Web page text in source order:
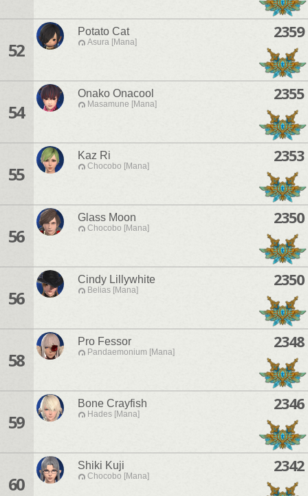
52
Potato Cat
Asura [Mana]
2359
54
Onako Onacool
Masamune [Mana]
2355
55
Kaz Ri
Chocobo [Mana]
2353
56
Glass Moon
Chocobo [Mana]
2350
56
Cindy Lillywhite
Belias [Mana]
2350
58
Pro Fessor
Pandaemonium [Mana]
2348
59
Bone Crayfish
Hades [Mana]
2346
60
Shiki Kuji
Chocobo [Mana]
2342